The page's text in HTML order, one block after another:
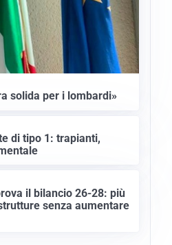
solida per i lombardi»
di tipo 1: trapianti,
il bilancio 26-28: più
senza aumentare